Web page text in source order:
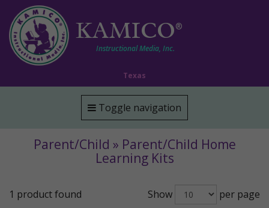
KAMICO®
Instructional Media, Inc.
Texas
Toggle navigation
Parent/Child » Parent/Child Home
Learning Kits
1 product found Show per page